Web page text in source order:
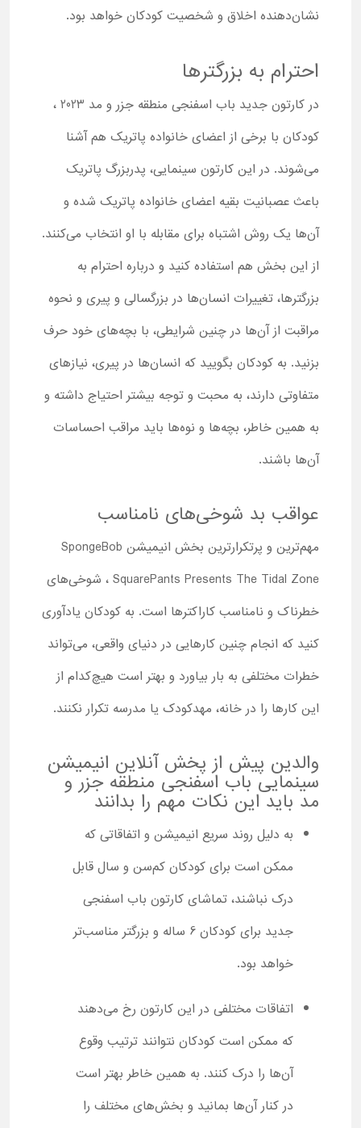
نشان‌دهنده اخلاق و شخصیت کودکان خواهد بود.
احترام به بزرگترها
در کارتون جدید باب اسفنجی منطقه جزر و مد 2023 ،
کودکان با برخی از اعضای خانواده پاتریک هم آشنا
می‌شوند. در این کارتون سینمایی، پدربزرگ پاتریک
باعث عصبانیت بقیه اعضای خانواده پاتریک شده و
آن‌ها یک روش اشتباه برای مقابله با او انتخاب می‌کنند.
از این بخش هم استفاده کنید و درباره احترام به
بزرگترها، تغییرات انسان‌ها در بزرگسالی و پیری و نحوه
مراقبت از آن‌ها در چنین شرایطی، با بچه‌های خود حرف
بزنید. به کودکان بگویید که انسان‌ها در پیری، نیازهای
متفاوتی دارند، به محبت و توجه بیشتر احتیاج داشته و
به همین خاطر، بچه‌ها و نوه‌ها باید مراقب احساسات
آن‌ها باشند.
عواقب بد شوخی‌های نامناسب
مهم‌ترین و پرتکرارترین بخش انیمیشن SpongeBob
SquarePants Presents The Tidal Zone ، شوخی‌های
خطرناک و نامناسب کاراکترها است. به کودکان یادآوری
کنید که انجام چنین کارهایی در دنیای واقعی، می‌تواند
خطرات مختلفی به بار بیاورد و بهتر است هیچ‌کدام از
این کارها را در خانه، مهدکودک یا مدرسه تکرار نکنند.
والدین پیش از پخش آنلاین انیمیشن
سینمایی باب اسفنجی منطقه جزر و
مد باید این نکات مهم را بدانند
به دلیل روند سریع انیمیشن و اتفاقاتی که
ممکن است برای کودکان کم‌سن و سال قابل
درک نباشند، تماشای کارتون باب اسفنجی
جدید برای کودکان 6 ساله و بزرگتر مناسب‌تر
خواهد بود.
اتفاقات مختلفی در این کارتون رخ می‌دهند
که ممکن است کودکان نتوانند ترتیب وقوع
آن‌ها را درک کنند. به همین خاطر بهتر است
در کنار آن‌ها بمانید و بخش‌های مختلف را